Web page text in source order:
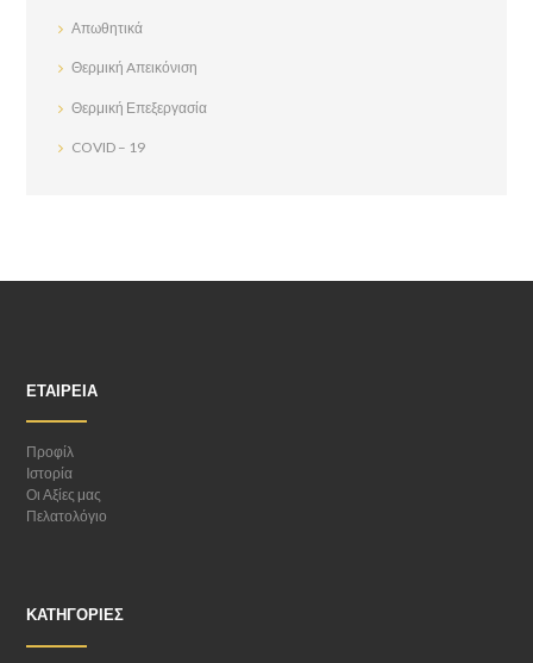
Απωθητικά
Θερμική Aπεικόνιση
Θερμική Επεξεργασία
COVID – 19
ΕΤΑΙΡΕΊΑ
Προφίλ
Ιστορία
Οι Αξίες μας
Πελατολόγιο
ΚΑΤΗΓΟΡΊΕΣ